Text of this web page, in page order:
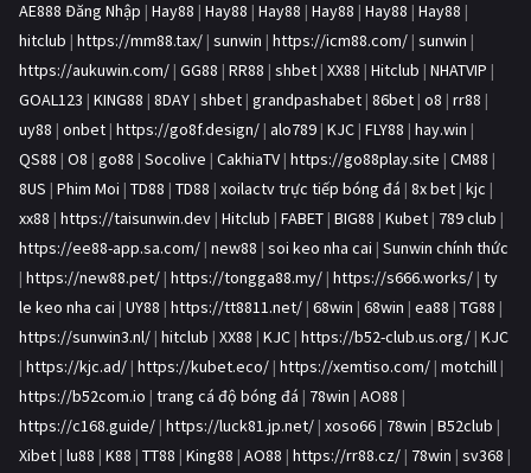
AE888 Đăng Nhập | Hay88 | Hay88 | Hay88 | Hay88 | Hay88 | Hay88 |
hitclub | https://mm88.tax/ | sunwin | https://icm88.com/ | sunwin |
https://aukuwin.com/ | GG88 | RR88 | shbet | XX88 | Hitclub | NHATVIP |
GOAL123 | KING88 | 8DAY | shbet | grandpashabet | 86bet | o8 | rr88 |
uy88 | onbet | https://go8f.design/ | alo789 | KJC | FLY88 | hay.win |
QS88 | O8 | go88 | Socolive | CakhiaTV | https://go88play.site | CM88 |
8US | Phim Moi | TD88 | TD88 | xoilactv trực tiếp bóng đá | 8x bet | kjc |
xx88 | https://taisunwin.dev | Hitclub | FABET | BIG88 | Kubet | 789 club |
https://ee88-app.sa.com/ | new88 | soi keo nha cai | Sunwin chính thức
| https://new88.pet/ | https://tongga88.my/ | https://s666.works/ | ty
le keo nha cai | UY88 | https://tt8811.net/ | 68win | 68win | ea88 | TG88 |
https://sunwin3.nl/ | hitclub | XX88 | KJC | https://b52-club.us.org/ | KJC
| https://kjc.ad/ | https://kubet.eco/ | https://xemtiso.com/ | motchill |
https://b52com.io | trang cá độ bóng đá | 78win | AO88 |
https://c168.guide/ | https://luck81.jp.net/ | xoso66 | 78win | B52club |
Xibet | lu88 | K88 | TT88 | King88 | AO88 | https://rr88.cz/ | 78win | sv368 |